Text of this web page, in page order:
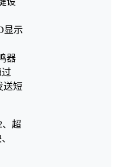
显示
器
送短
、超